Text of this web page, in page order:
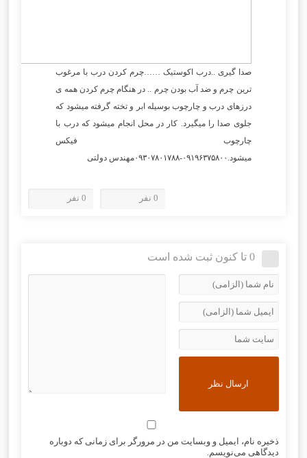
صدا گیری ..درب اکوستیک ……چرم کردن درب با مرغوب
ترین چرم و ضد آب بودن چرم .. در هنگام چرم کردن همه ی
درزهای درب و چارچوب بوسیله ابر و تخته گرفته میشود که
جلوی صدا را میگیرد. کار در محل انجام میشود که درب با
چارچوب فیکس
میشود.۰۹۱۹۶۳۷۵۸۰۰-۰۹۳۰۷۸۰۱۷۸۸مهندس دولتی
0 نفر 0 نفر
0 تا کنون ثبت شده است
ذخیره نام، ایمیل و وبسایت من در مرورگر برای زمانی که دوباره
دیدگاهی می‌نویسم.